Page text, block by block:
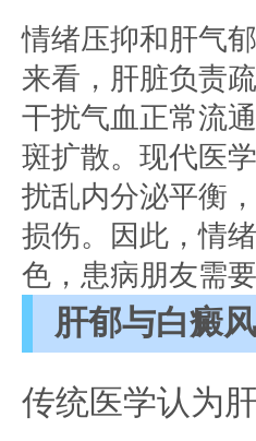
情绪压抑和肝气
来看，肝脏负责
干扰气血正常流
斑扩散。现代医
扰乱内分泌平衡
损伤。因此，情
色，患病朋友需
肝郁与白癜
传统医学认为